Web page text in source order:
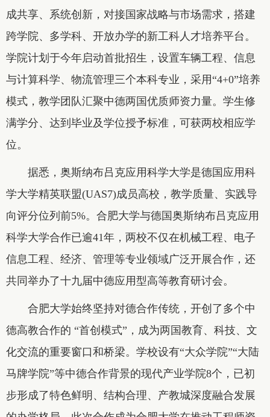
成共享、系统创新，对接国家战略与市场需求，搭建
跨学院、多学科、开放办学的新工科人才培养平台。
学院计划于今年启动首批招生，设置车辆工程、信息
与计算科学、物流管理三个本科专业，采用“4+0”培养
模式，教学团队汇聚中德两国优质师资力量。学生修
满学分、达到毕业及学位授予标准，可获两校相应学
位。
据悉，奥斯纳布吕克应用科学大学是德国应用科
学大学精英联盟(UAS7)成员高校，教学质量、实践导
向评分位列前5%。合肥大学与德国奥斯纳布吕克应用
科学大学合作已逾41年，两校不仅在机械工程、电子
信息工程、经济、管理等专业领域广泛开展合作，还
共同举办了十九届中德应用型高等教育研讨会。
合肥大学始终坚持对德合作传统，开创了多个中
德高教合作的 “首创模式”，成为两国教育、科技、文
化交流的重要窗口和桥梁。学校设有“大众学院”“大陆
马牌学院”等中德合作背景的现代产业学院8个，已初
步形成了特色鲜明、结构合理、产教城深度融合发展